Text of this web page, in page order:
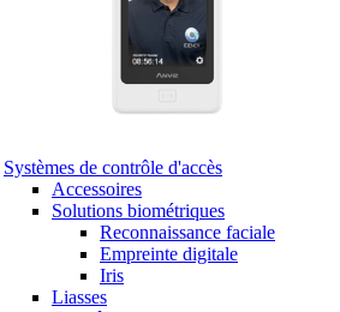
Systèmes de contrôle d'accès
Accessoires
Solutions biométriques
Reconnaissance faciale
Empreinte digitale
Iris
Liasses